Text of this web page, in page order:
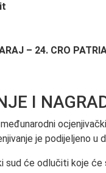
– 24. CRO
I
je podijeljeno u
sud će odlučiti koje